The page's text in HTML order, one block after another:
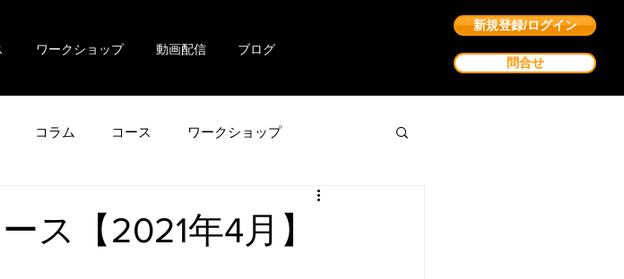
ワークショップ 動画配信 ブログ
新規登録/ログイン
問合せ
コラム コース ワークショップ
ス【2021年4月】